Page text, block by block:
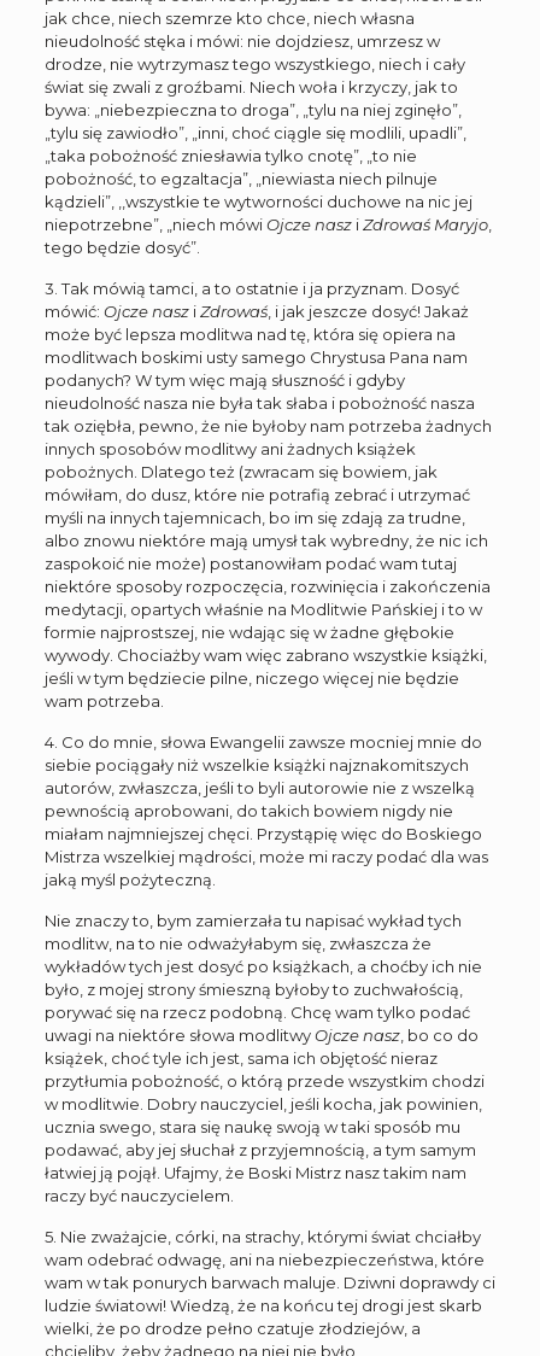
jak chce, niech szemrze kto chce, niech własna
nieudolność stęka i mówi: nie dojdziesz, umrzesz w
drodze, nie wytrzymasz tego wszystkiego, niech i cały
świat się zwali z groźbami. Niech woła i krzyczy, jak to
bywa: „niebezpieczna to droga”, „tylu na niej zginęło”,
„tylu się zawiodło”, „inni, choć ciągle się modlili, upadli”,
„taka pobożność zniesławia tylko cnotę”, „to nie
pobożność, to egzaltacja”, „niewiasta niech pilnuje
kądzieli”, ,,wszystkie te wytworności duchowe na nic jej
niepotrzebne”, „niech mówiOjcze nasziZdrowaś Maryjo,
tego będzie dosyć”.
3. Tak mówią tamci, a to ostatnie i ja przyznam. Dosyć
mówić: Ojcze nasziZdrowaś, i jak jeszcze dosyć! Jakaż
może być lepsza modlitwa nad tę, która się opiera na
modlitwach boskimi usty samego Chrystusa Pana nam
podanych? W tym więc mają słuszność i gdyby
nieudolność nasza nie była tak słaba i pobożność nasza
tak oziębła, pewno, że nie byłoby nam potrzeba żadnych
innych sposobów modlitwy ani żadnych książek
pobożnych. Dlatego też (zwracam się bowiem, jak
mówiłam, do dusz, które nie potrafią zebrać i utrzymać
myśli na innych tajemnicach, bo im się zdają za trudne,
albo znowu niektóre mają umysł tak wybredny, że nic ich
zaspokoić nie może) postanowiłam podać wam tutaj
niektóre sposoby rozpoczęcia, rozwinięcia i zakończenia
medytacji, opartych właśnie na Modlitwie Pańskiej i to w
formie najprostszej, nie wdając się w żadne głębokie
wywody. Chociażby wam więc zabrano wszystkie książki,
jeśli w tym będziecie pilne, niczego więcej nie będzie
wam potrzeba.
4. Co do mnie, słowa Ewangelii zawsze mocniej mnie do
siebie pociągały niż wszelkie książki najznakomitszych
autorów, zwłaszcza, jeśli to byli autorowie nie z wszelką
pewnością aprobowani, do takich bowiem nigdy nie
miałam najmniejszej chęci. Przystąpię więc do Boskiego
Mistrza wszelkiej mądrości, może mi raczy podać dla was
jaką myśl pożyteczną.
Nie znaczy to, bym zamierzała tu napisać wykład tych
modlitw, na to nie odważyłabym się, zwłaszcza że
wykładów tych jest dosyć po książkach, a choćby ich nie
było, z mojej strony śmieszną byłoby to zuchwałością,
porywać się na rzecz podobną. Chcę wam tylko podać
uwagi na niektóre słowa modlitwyOjcze nasz, bo co do
książek, choć tyle ich jest, sama ich objętość nieraz
przytłumia pobożność, o którą przede wszystkim chodzi
w modlitwie. Dobry nauczyciel, jeśli kocha, jak powinien,
ucznia swego, stara się naukę swoją w taki sposób mu
podawać, aby jej słuchał z przyjemnością, a tym samym
łatwiej ją pojął. Ufajmy, że Boski Mistrz nasz takim nam
raczy być nauczycielem.
5. Nie zważajcie, córki, na strachy, którymi świat chciałby
wam odebrać odwagę, ani na niebezpieczeństwa, które
wam w tak ponurych barwach maluje. Dziwni doprawdy ci
ludzie światowi! Wiedzą, że na końcu tej drogi jest skarb
wielki, że po drodze pełno czatuje złodziejów, a
chcieliby, żeby żadnego na niej nie było